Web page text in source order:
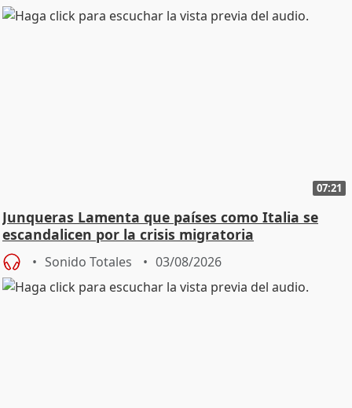
07:21
Junqueras Lamenta que países como Italia se
escandalicen por la crisis migratoria
Sonido Totales 03/08/2026